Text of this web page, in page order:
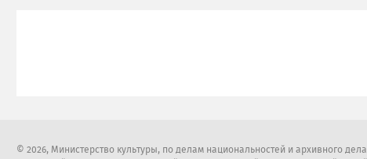
2026, Министерство культуры, по делам национальностей и архивного дела